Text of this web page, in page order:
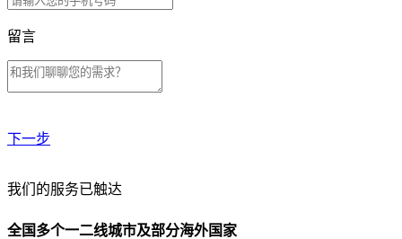
留言
下一步
贵公司预算范围是？
我们的服务已触达
全国多个一二线城市及部分海外国家